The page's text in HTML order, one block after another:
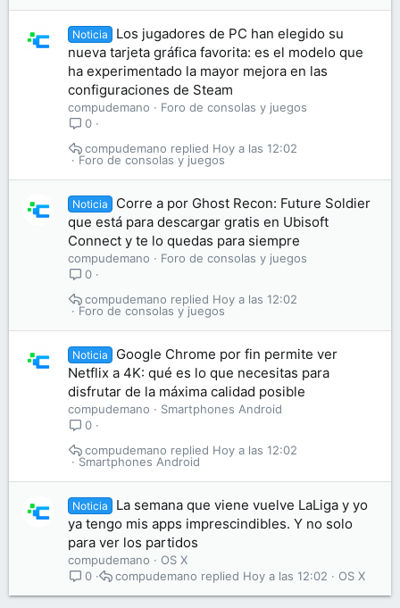
Noticia
Los jugadores de PC han elegido su
nueva tarjeta gráfica favorita: es el modelo que
ha experimentado la mayor mejora en las
configuraciones de Steam
compudemano
Foro de consolas y juegos
0
Foro de consolas y juegos
Hoy a las 12:02
compudemano
Noticia
Corre a por Ghost Recon: Future Soldier
que está para descargar gratis en Ubisoft
Connect y te lo quedas para siempre
compudemano
Foro de consolas y juegos
0
Foro de consolas y juegos
Hoy a las 12:02
compudemano
Noticia
Google Chrome por fin permite ver
Netflix a 4K: qué es lo que necesitas para
disfrutar de la máxima calidad posible
compudemano
Smartphones Android
0
Smartphones Android
Hoy a las 12:02
compudemano
Noticia
La semana que viene vuelve LaLiga y yo
ya tengo mis apps imprescindibles. Y no solo
para ver los partidos
compudemano
OS X
0
OS X
Hoy a las 12:02
compudemano